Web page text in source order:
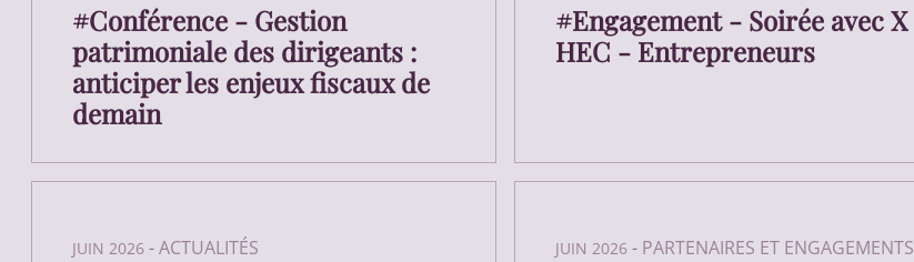
#Conférence - Gestion
patrimoniale des dirigeants :
anticiper les enjeux fiscaux de
demain
#Engagement - Soirée avec X
HEC - Entrepreneurs
JUIN 2026 -ACTUALITÉS JUIN 2026- PARTENAIRES ET ENGAGEMENTS